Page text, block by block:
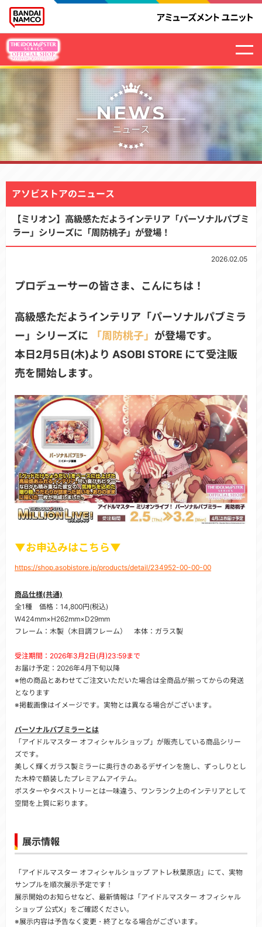
NEWS
ニュース
アソビストアのニュース
【ミリオン】高級感ただようインテリア「パーソナルパブミ
ラー」シリーズに「周防桃子」が登場！
2026.02.05
プロデューサーの皆さま、こんにちは！
高級感ただようインテリア「パーソナルパブミラ
ー」シリーズに
「周防桃子」 が登場です。
本日2月5日(木)より ASOBI STORE にて受注販
売を開始します。
▼お申込みはこちら▼
https://shop.asobistore.jp/products/detail/234952-00-00-00
商品仕様(共通)
全1種 価格：14,800円(税込)
W424mm×H262mm×D29mm
フレーム：木製（木目調フレーム） 本体：ガラス製
受注期間：2026年3月2日(月)23:59まで
お届け予定：2026年4月下旬以降
※他の商品とあわせてご注文いただいた場合は全商品が揃ってからの発送
となります
※掲載画像はイメージです。実物とは異なる場合がございます。
パーソナルパブミラーとは
「アイドルマスター オフィシャルショップ」が販売している商品シリー
ズです。
美しく輝くガラス製ミラーに奥行きのあるデザインを施し、ずっしりとし
た木枠で額装したプレミアムアイテム。
ポスターやタペストリーとは一味違う、ワンランク上のインテリアとして
空間を上質に彩ります。
展示情報
「アイドルマスター オフィシャルショップ アトレ秋葉原店」にて、実物
サンプルを順次展示予定です！
展示開始のお知らせなど、最新情報は「アイドルマスター オフィシャル
ショップ 公式X」をご確認ください。
※展示内容は予告なく変更・終了となる場合がございます。